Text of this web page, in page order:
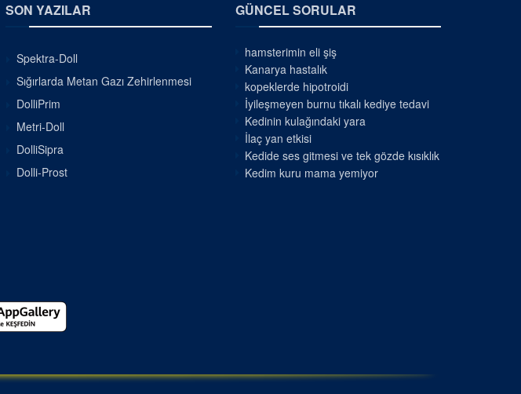
SON YAZILAR
Spektra-Doll
Sığırlarda Metan Gazı Zehirlenmesi
DolliPrim
Metri-Doll
DolliSipra
Dolli-Prost
GÜNCEL SORULAR
hamsterimin eli şiş
Kanarya hastalık
kopeklerde hipotroidi
İyileşmeyen burnu tıkalı kediye tedavi
Kedinin kulağındaki yara
İlaç yan etkisi
Kedide ses gitmesi ve tek gözde kısıklık
Kedim kuru mama yemiyor